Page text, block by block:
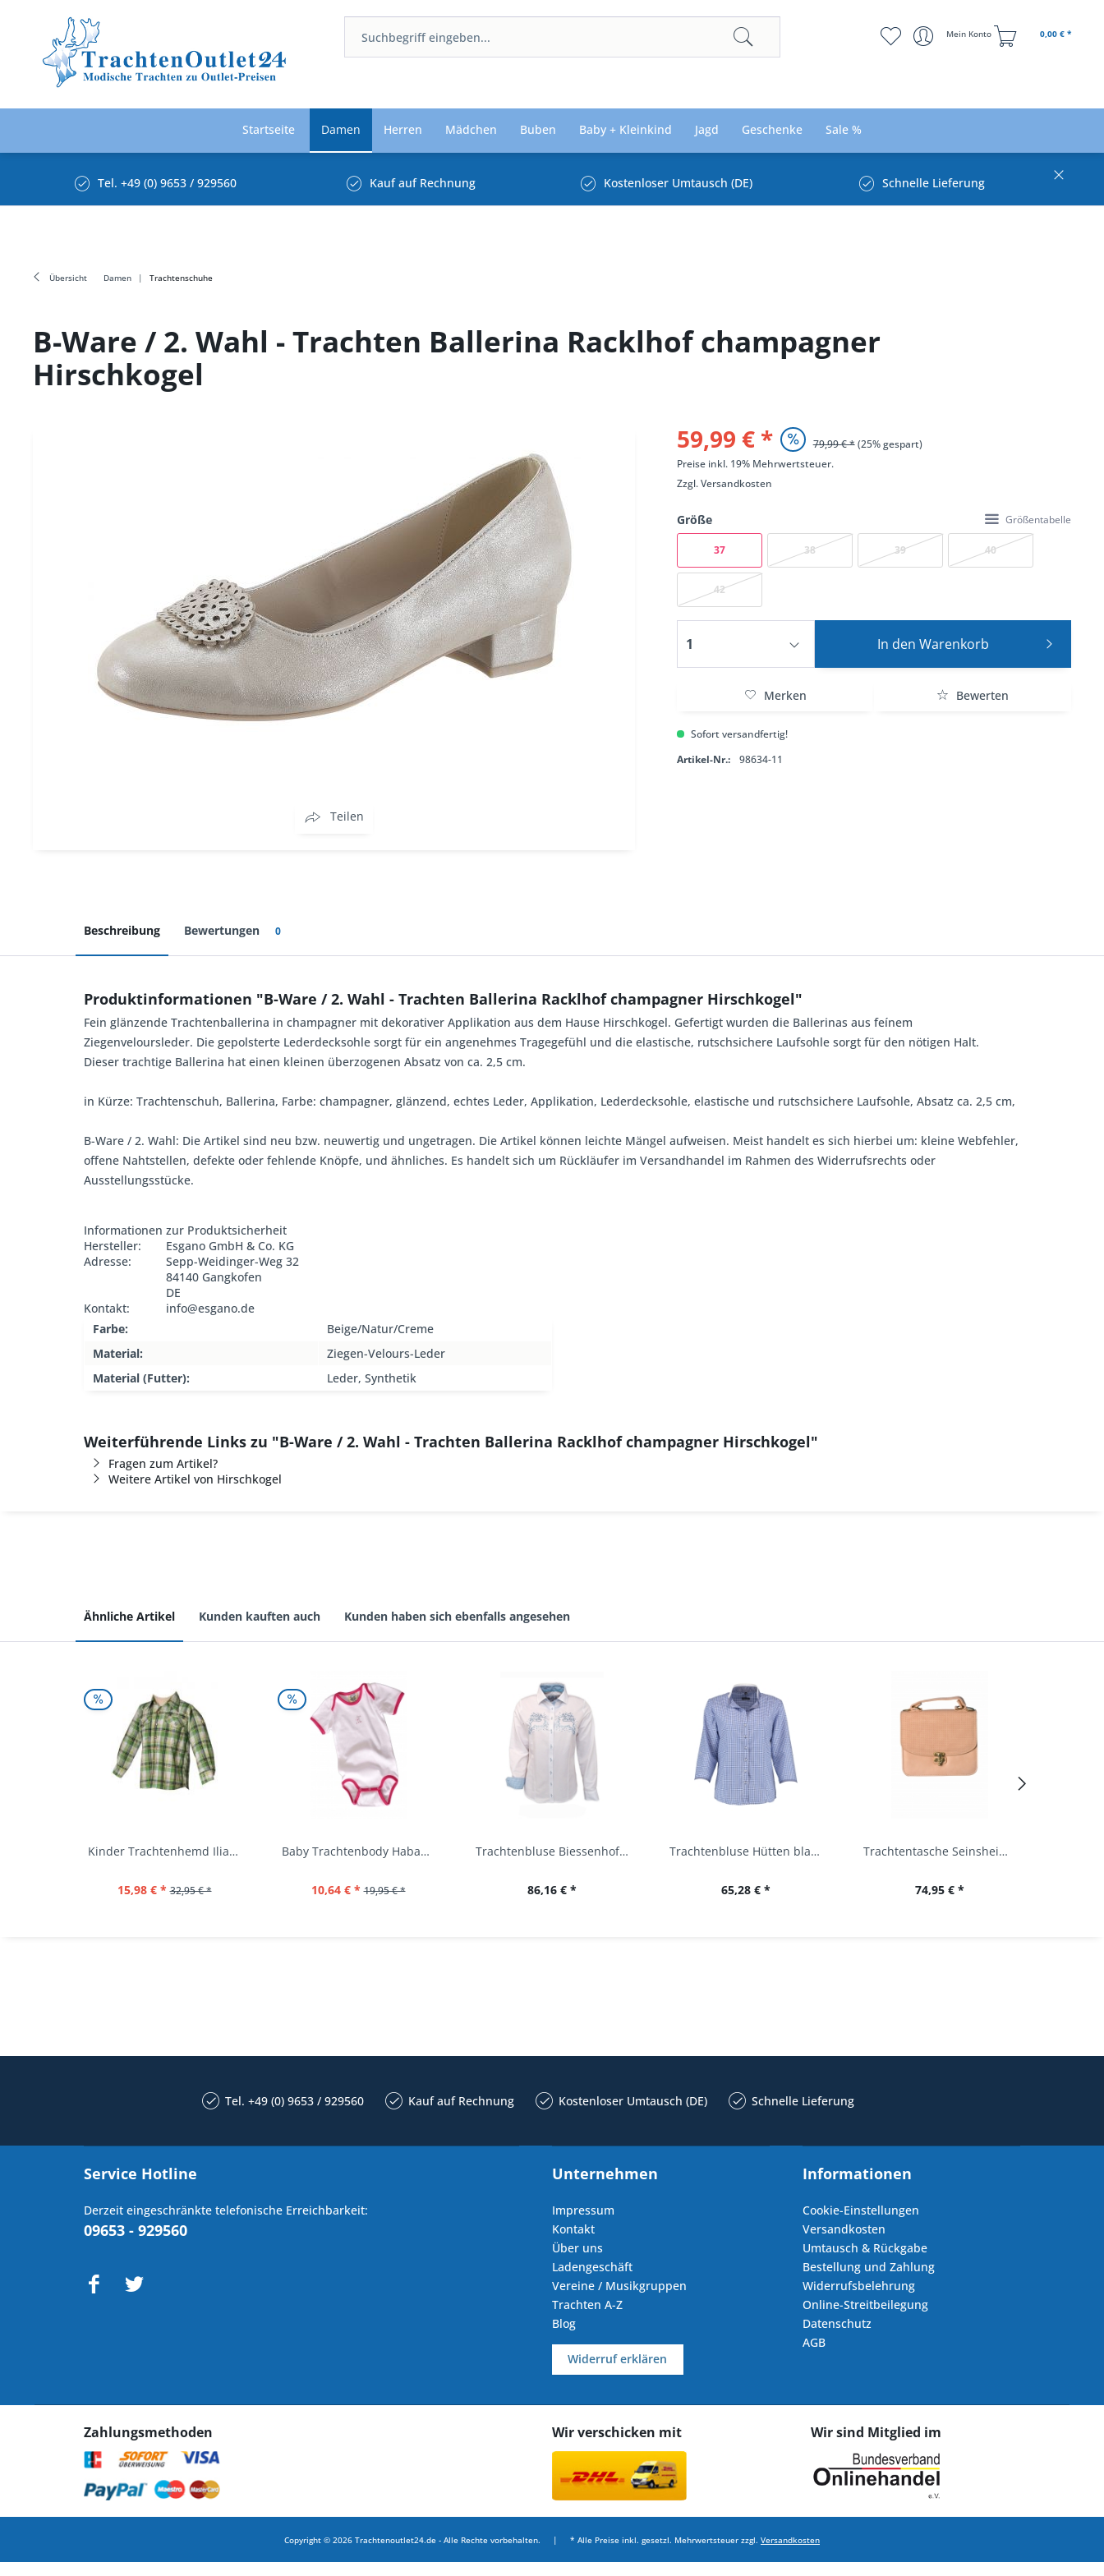
Mein Konto 0,00 € *
Startseite Damen Herren Mädchen Buben Baby + Kleinkind Jagd Geschenke Sale %
Tel. +49 (0) 9653 / 929560 Kauf auf Rechnung Kostenloser Umtausch (DE) Schnelle Lieferung
Übersicht Damen Trachtenschuhe
B-Ware / 2. Wahl - Trachten Ballerina Racklhof champagner
Hirschkogel
Teilen
59,99 € * 79,99 € *(25% gespart)
Preise inkl. 19% Mehrwertsteuer.
Zzgl.Versandkosten
Größe Größentabelle
37 38 39 40
42
In den Warenkorb
Merken Bewerten
Sofort versandfertig!
Artikel-Nr.:
98634-11
Beschreibung Bewertungen 0
Produktinformationen "B-Ware / 2. Wahl - Trachten Ballerina Racklhof champagner Hirschkogel"
Fein glänzende Trachtenballerina in champagner mit dekorativer Applikation aus dem Hause Hirschkogel. Gefertigt wurden die Ballerinas aus feínem
Ziegenveloursleder. Die gepolsterte Lederdecksohle sorgt für ein angenehmes Tragegefühl und die elastische, rutschsichere Laufsohle sorgt für den nötigen Halt.
Dieser trachtige Ballerina hat einen kleinen überzogenen Absatz von ca. 2,5 cm.
in Kürze: Trachtenschuh, Ballerina, Farbe: champagner, glänzend, echtes Leder, Applikation, Lederdecksohle, elastische und rutschsichere Laufsohle, Absatz ca. 2,5 cm,
B-Ware / 2. Wahl: Die Artikel sind neu bzw. neuwertig und ungetragen. Die Artikel können leichte Mängel aufweisen. Meist handelt es sich hierbei um: kleine Webfehler,
offene Nahtstellen, defekte oder fehlende Knöpfe, und ähnliches. Es handelt sich um Rückläufer im Versandhandel im Rahmen des Widerrufsrechts oder
Ausstellungsstücke.
Informationen zur Produktsicherheit
Hersteller:
Esgano GmbH & Co. KG
Adresse:
Sepp-Weidinger-Weg 32
84140 Gangkofen
DE
Kontakt:
info@esgano.de
Farbe:
Beige/Natur/Creme
Material:
Ziegen-Velours-Leder
Material (Futter):
Leder, Synthetik
Weiterführende Links zu "B-Ware / 2. Wahl - Trachten Ballerina Racklhof champagner Hirschkogel"
Fragen zum Artikel?
Weitere Artikel von Hirschkogel
Ähnliche Artikel Kunden kauften auch Kunden haben sich ebenfalls angesehen
Kinder Trachtenhemd Ilias giftgrün langarm...
15,98 € * 32,95 € *
Baby Trachtenbody Habach weiß/pink Isar Trachten
10,64 € * 19,95 € *
Trachtenbluse Biessenhofen weiß Langarm OS...
86,16 € *
Trachtenbluse Hütten blau 7/8 Arm OS Trachten
65,28 € *
Trachtentasche Seinsheim lachs rosa Werner...
74,95 € *
Tel. +49 (0) 9653 / 929560 Kauf auf Rechnung Kostenloser Umtausch (DE) Schnelle Lieferung
Service Hotline
Derzeit eingeschränkte telefonische Erreichbarkeit:
09653 - 929560
Unternehmen
Impressum
Kontakt
Über uns
Ladengeschäft
Vereine / Musikgruppen
Trachten A-Z
Blog
Widerruf erklären
Informationen
Cookie-Einstellungen
Versandkosten
Umtausch & Rückgabe
Bestellung und Zahlung
Widerrufsbelehrung
Online-Streitbeilegung
Datenschutz
AGB
Zahlungsmethoden Wir verschicken mit Wir sind Mitglied im
Copyright © 2026 Trachtenoutlet24.de - Alle Rechte vorbehalten. | * Alle Preise inkl. gesetzl. Mehrwertsteuer zzgl. Versandkosten